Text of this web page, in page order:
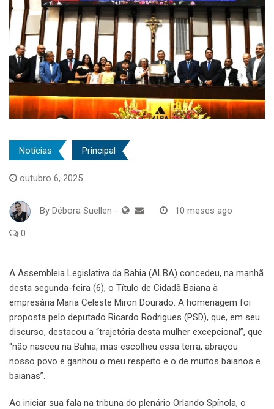
Notícias Principal
outubro 6, 2025
By Débora Suellen - 10 meses ago
0
A Assembleia Legislativa da Bahia (ALBA) concedeu, na manhã
desta segunda-feira (6), o Título de Cidadã Baiana à
empresária Maria Celeste Miron Dourado. A homenagem foi
proposta pelo deputado Ricardo Rodrigues (PSD), que, em seu
discurso, destacou a “trajetória desta mulher excepcional”, que
“não nasceu na Bahia, mas escolheu essa terra, abraçou
nosso povo e ganhou o meu respeito e o de muitos baianos e
baianas”.
Ao iniciar sua fala na tribuna do plenário Orlando Spínola, o